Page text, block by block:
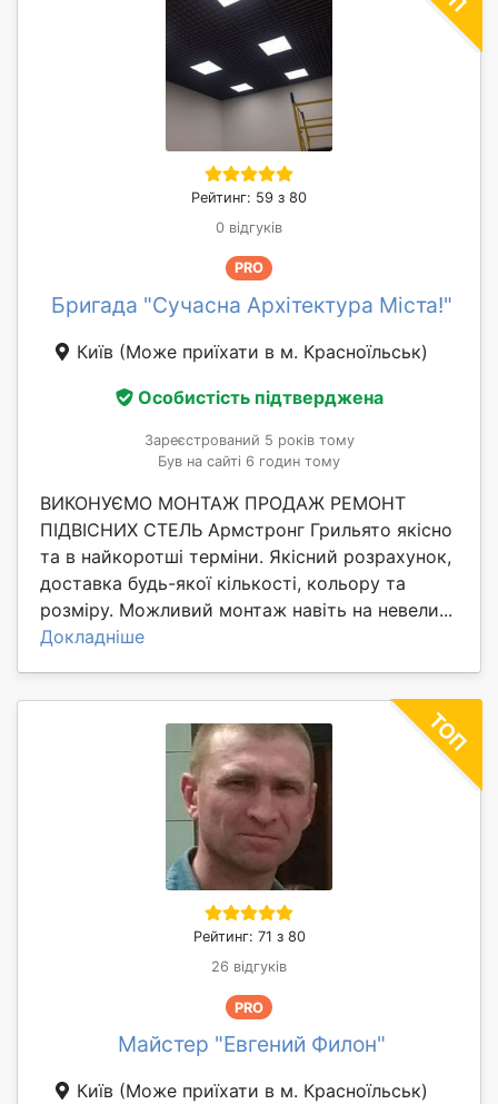
Рейтинг: 59 з 80
0 відгуків
PRO
Бригада "Сучасна Архітектура Міста!"
Київ (Може приїхати в м. Красноїльськ)
Особистість підтверджена
Зареєстрований 5 років тому
Був на сайті 6 годин тому
ВИКОНУЄМО МОНТАЖ ПРОДАЖ РЕМОНТ
ПІДВІСНИХ СТЕЛЬ Армстронг Грильято якісно
та в найкоротші терміни. Якісний розрахунок,
доставка будь-якої кількості, кольору та
розміру. Можливий монтаж навіть на невели...
Докладніше
Рейтинг: 71 з 80
26 відгуків
PRO
Майстер "Евгений Филон"
Київ (Може приїхати в м. Красноїльськ)